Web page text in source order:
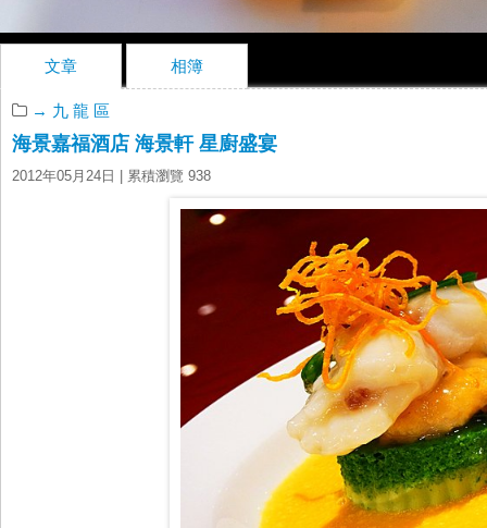
文章 相簿
→ 九 龍 區
海景嘉福酒店 海景軒 星廚盛宴
2012年05月24日 | 累積瀏覽 938